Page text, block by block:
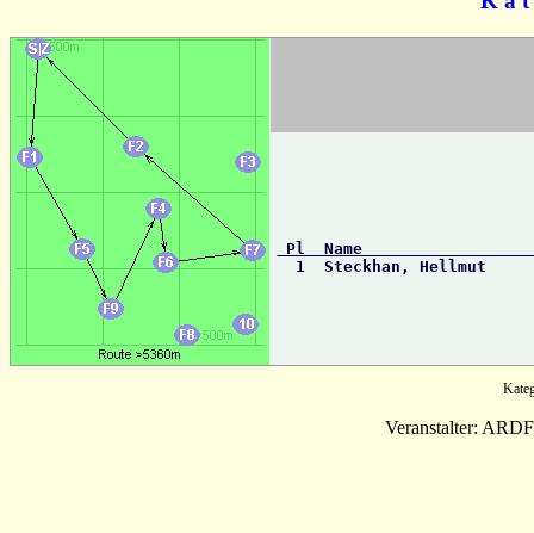
Pl  Name
1  Steckhan, Hellmut
Veranstalter: